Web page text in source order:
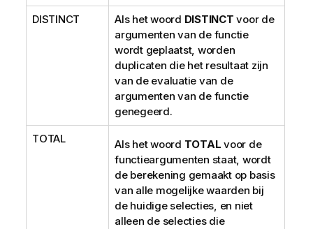
DISTINCT Als het woord DISTINCT voor de
argumenten van de functie
wordt geplaatst, worden
duplicaten die het resultaat zijn
van de evaluatie van de
argumenten van de functie
genegeerd.
TOTAL Als het woord TOTAL voor de
functieargumenten staat, wordt
de berekening gemaakt op basis
van alle mogelijke waarden bij
de huidige selecties, en niet
alleen de selecties die